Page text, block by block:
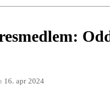
16. apr 2024